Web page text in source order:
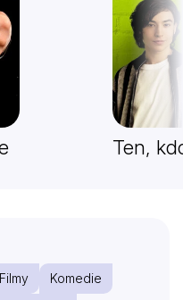
Ten,
Filmy
Komedie